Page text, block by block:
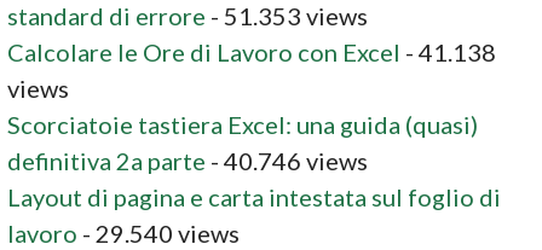
standard di errore - 51.353 views
Calcolare le Ore di Lavoro con Excel - 41.138
views
Scorciatoie tastiera Excel: una guida (quasi)
definitiva 2a parte - 40.746 views
Layout di pagina e carta intestata sul foglio di
lavoro - 29.540 views